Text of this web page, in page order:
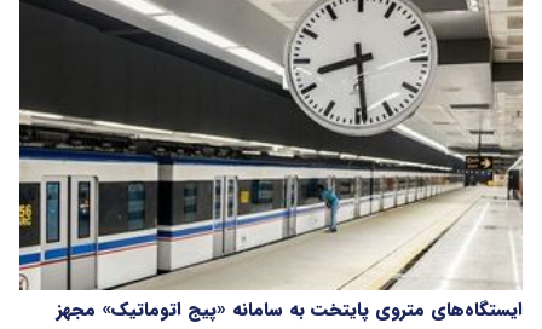
ایستگاه‌های متروی پایتخت به سامانه «پیج اتوماتیک» مجهز